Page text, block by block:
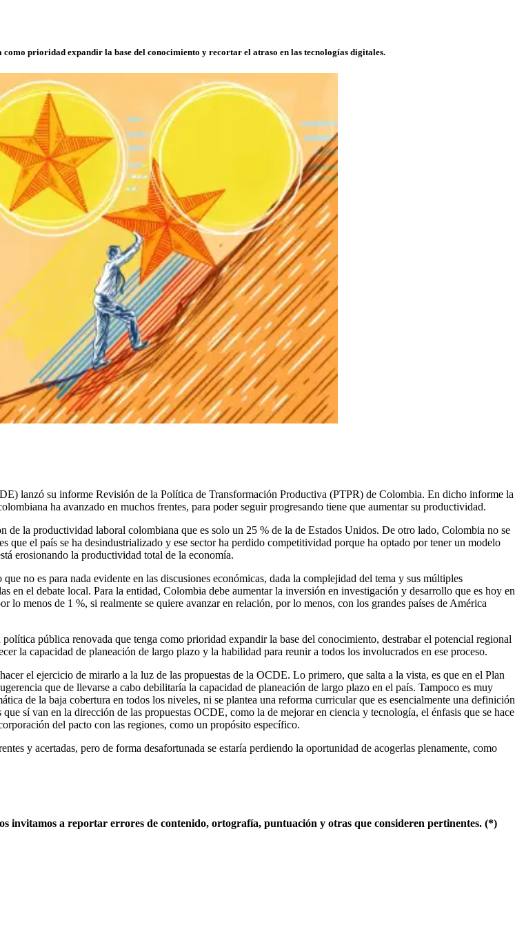
prioridad expandir la base del conocimiento y recortar el atraso en las tecnologías digitales.
lanzó su informe Revisión de la Política de Transformación Productiva (PTPR) de Colombia. En dicho informe la
ha avanzado en muchos frentes, para poder seguir progresando tiene que aumentar su productividad.
de la productividad laboral colombiana que es solo un 25 % de la de Estados Unidos. De otro lado, Colombia no se
el país se ha desindustrializado y ese sector ha perdido competitividad porque ha optado por tener un modelo
erosionando la productividad total de la economía.
no es para nada evidente en las discusiones económicas, dada la complejidad del tema y sus múltiples
en el debate local. Para la entidad, Colombia debe aumentar la inversión en investigación y desarrollo que es hoy en
menos de 1 %, si realmente se quiere avanzar en relación, por lo menos, con los grandes países de América
pública renovada que tenga como prioridad expandir la base del conocimiento, destrabar el potencial regional
la capacidad de planeación de largo plazo y la habilidad para reunir a todos los involucrados en ese proceso.
el ejercicio de mirarlo a la luz de las propuestas de la OCDE. Lo primero, que salta a la vista, es que en el Plan
que de llevarse a cabo debilitaría la capacidad de planeación de largo plazo en el país. Tampoco es muy
de la baja cobertura en todos los niveles, ni se plantea una reforma curricular que es esencialmente una definición
sí van en la dirección de las propuestas OCDE, como la de mejorar en ciencia y tecnología, el énfasis que se hace
del pacto con las regiones, como un propósito específico.
y acertadas, pero de forma desafortunada se estaría perdiendo la oportunidad de acogerlas plenamente, como
invitamos a reportar errores de contenido, ortografía, puntuación y otras que consideren pertinentes. (*)